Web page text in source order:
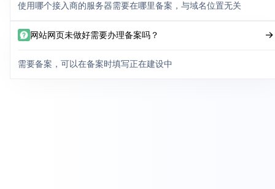
使用哪个接入商的服务器需要在哪里备案，与域名位置无关
网站网页未做好需要办理备案吗？
需要备案，可以在备案时填写正在建设中